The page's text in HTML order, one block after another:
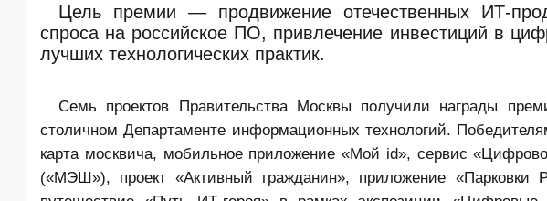
Цель премии — продвижение отечественных ИТ-
спроса на российское ПО, привлечение инвестиций в
лучших технологических практик.
Семь проектов Правительства Москвы получили награды
столичном Департаменте информационных технологий.
карта москвича, мобильное приложение «Мой id», сервис
(«МЭШ»), проект «Активный гражданин», приложение «Парковки